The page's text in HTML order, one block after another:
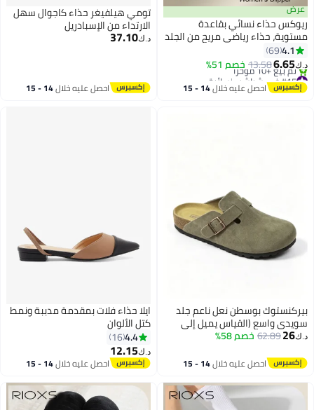
3
عرض
ريوكس حذاء نسائي بقاعدة
مستوية، حذاء رياضي مريح من الجلد
المطاطي، حذاء مع دعم خشبي
ناعم، حذاء بقاعدة مستوية يظهر
الأصابع، حذاء بقاعدة مستوية قابل
للتعديل، أحذية نسائية مقاومة
4.1
69
د.ك‏6.65
13.58خصم 51%
#15 في شباشب نسائية
بتخلّص بسرعة
تم بيع +10 مؤخرًا
احصل عليه خلال 14 - 15
تومي هيلفيغر حذاء كاجوال سهل
الارتداء من الإسبادريل
د.ك‏37.10
احصل عليه خلال 14 - 15
5
بيركنستوك بوسطن نعل ناعم جلد
سويدي واسع (القياس يميل إلى
الكبيرة؛ اطلب مقاسًا أصغر)
د.ك‏26
62.89خصم 58%
احصل عليه خلال 14 - 15
ايلا حذاء فلات بمقدمة مدببة ونمط
كتل الألوان
4.4
16
د.ك‏12.15
احصل عليه خلال 14 - 15